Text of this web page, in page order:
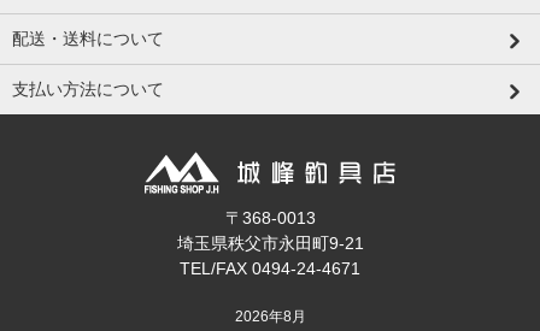
配送・送料について
支払い方法について
〒368-0013
埼玉県秩父市永田町9-21
TEL/FAX 0494-24-4671
2026年8月